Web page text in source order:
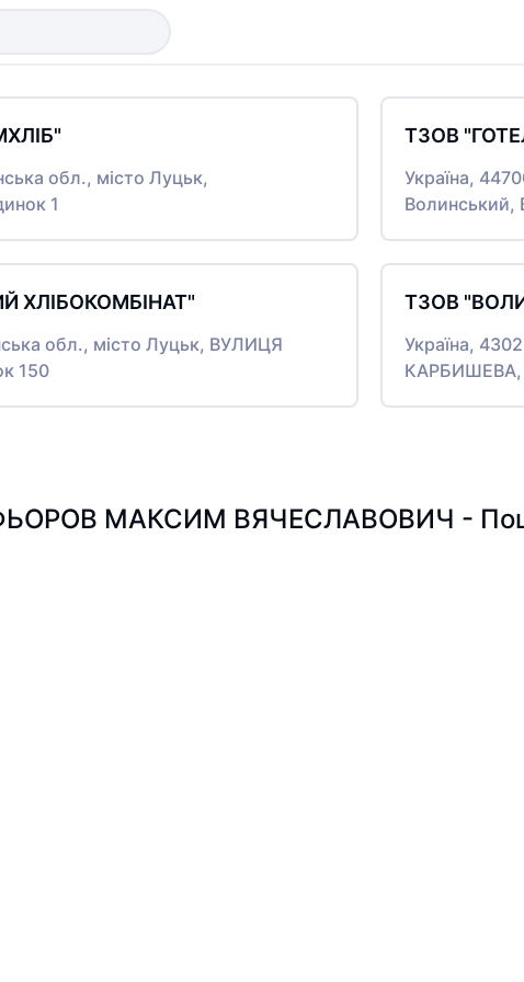
обл., місто Луцьк,
1
ТЗОВ
Україна,
ХЛІБОКОМБІНАТ"
обл., місто Луцьк, ВУЛИЦЯ
150
ТЗОВ
Україна,
КАРБИШЕВА,
МАКСИМ ВЯЧЕСЛАВОВИЧ -